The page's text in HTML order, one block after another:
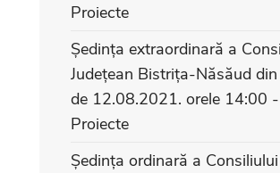
Proiecte
Ședința extraordinară a
Județean Bistrița-Năsăud
de 12.08.2021. orele 14:00 -
Proiecte
Ședința ordinară a Consiliului